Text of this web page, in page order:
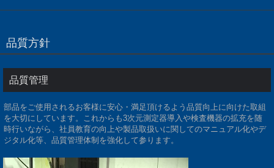
品質方針
品質管理
部品をご使用されるお客様に安心・満足頂けるよう品質向上に向けた取組
を大切にしています。これからも3次元測定器導入や検査機器の拡充を随
時行いながら、社員教育の向上や製品取扱いに関してのマニュアル化やデ
ジタル化等、品質管理体制を強化して参ります。